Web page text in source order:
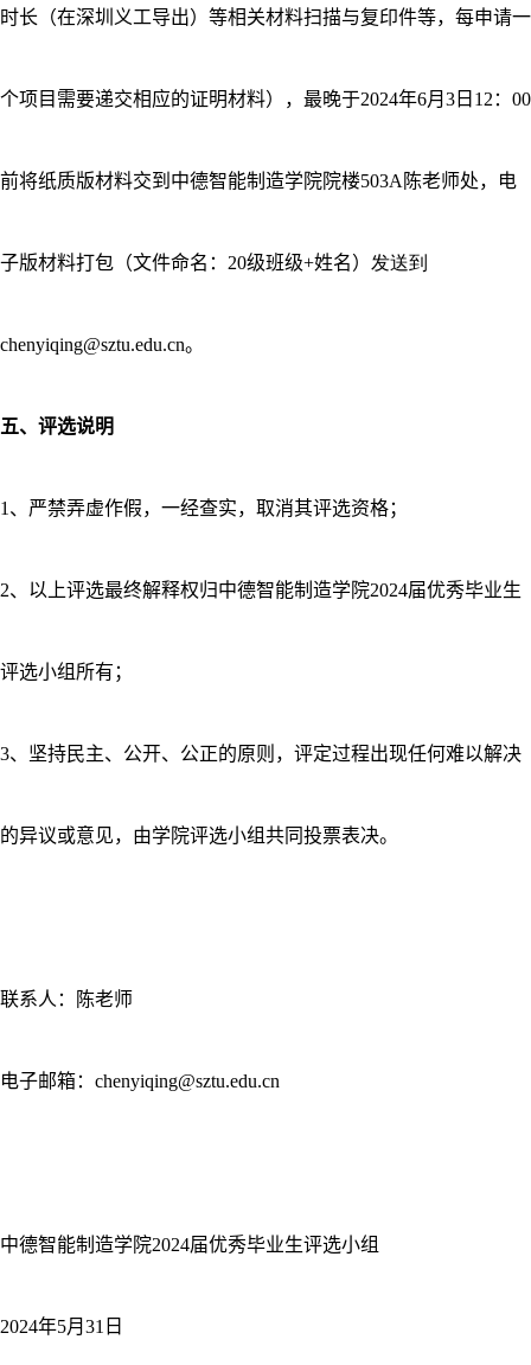
时长（在深圳义工导出）等相关材料扫描与复印件等，每申请一
个项目需要递交相应的证明材料），最晚于2024年6月3日12：00
前将纸质版材料交到中德智能制造学院院楼503A陈老师处，电
子版材料打包（文件命名：20级班级+姓名） 发送到
chenyiqing@sztu.edu.cn。
五、评选说明
1、严禁弄虚作假，一经查实，取消其评选资格；
2、以上评选最终解释权归中德智能制造学院2024届优秀毕业生
评选小组所有；
3、坚持民主、公开、公正的原则，评定过程出现任何难以解决
的异议或意见，由学院评选小组共同投票表决。
联系人：陈老师
电子邮箱： chenyiqing@sztu.edu.cn
中德智能制造学院2024届优秀毕业生评选小组
2024年5月31日